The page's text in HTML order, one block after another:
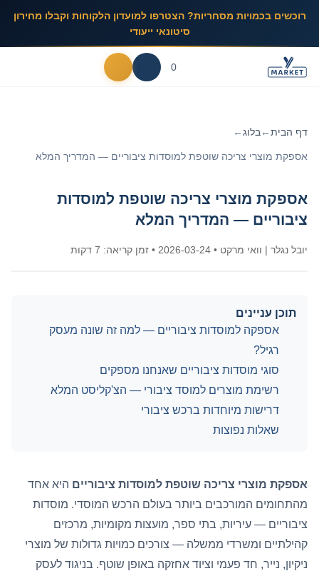
רוכשים בכמויות מסחריות? הצטרפו למועדון הלקוחות וקבלו מחירון
סיטונאי ייעודי
0
דף הבית←בלוג←
אספקת מוצרי צריכה שוטפת למוסדות ציבוריים — המדריך המלא
אספקת מוצרי צריכה שוטפת למוסדות
ציבוריים — המדריך המלא
יובל נגלר | וואי מרקט •
2026-03-24 • זמן קריאה: 7 דקות
תוכן עניינים
אספקה למוסדות ציבוריים — למה זה שונה מעסק
רגיל?
סוגי מוסדות ציבוריים שאנחנו מספקים
רשימת מוצרים למוסד ציבורי — הצ'קליסט המלא
דרישות מיוחדות ברכש ציבורי
שאלות נפוצות
אספקת מוצרי צריכה שוטפת למוסדות ציבוריים היא אחד
מהתחומים המורכבים ביותר בעולם הרכש המוסדי. מוסדות
ציבוריים — עיריות, בתי ספר, מועצות מקומיות, מרכזים
קהילתיים ומשרדי ממשלה — צורכים כמויות גדולות של מוצרי
ניקיון, נייר, חד פעמי וציוד אחזקה באופן שוטף. בניגוד לעסק